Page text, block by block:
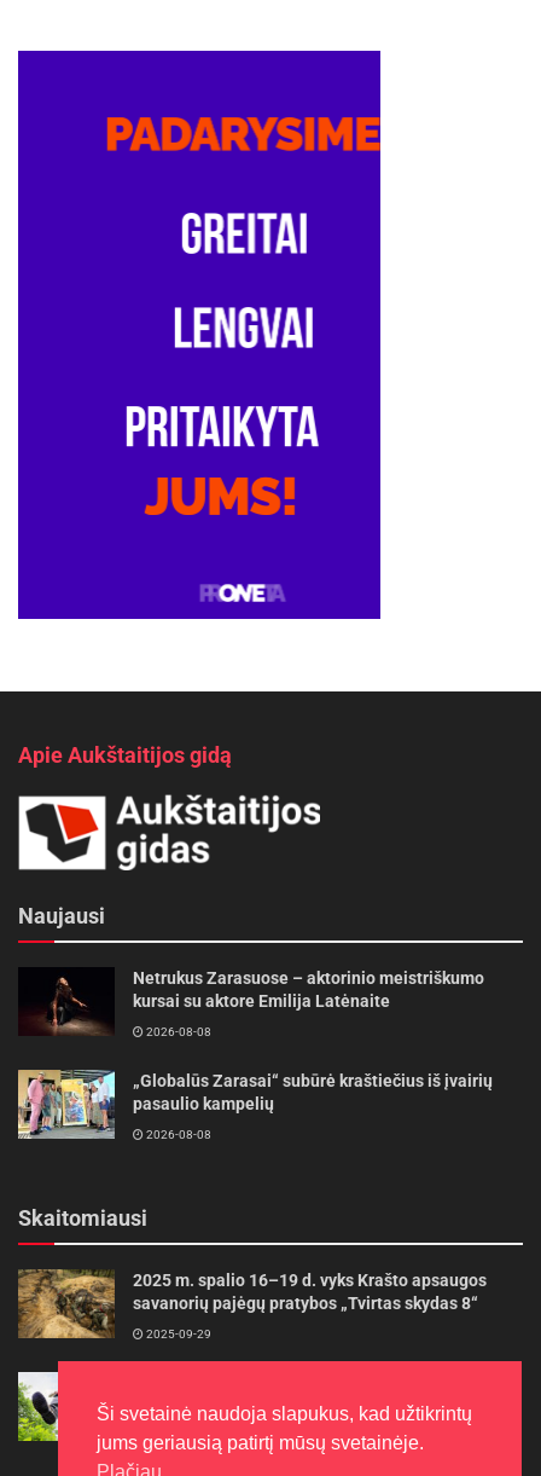
Apie Aukštaitijos gidą
Naujausi
Netrukus Zarasuose – aktorinio meistriškumo
kursai su aktore Emilija Latėnaite
2026-08-08
„Globalūs Zarasai“ subūrė kraštiečius iš įvairių
pasaulio kampelių
2026-08-08
Skaitomiausi
2025 m. spalio 16–19 d. vyks Krašto apsaugos
savanorių pajėgų pratybos „Tvirtas skydas 8“
2025-09-29
ilgiau
2022-06-27
Ši svetainė naudoja slapukus, kad užtikrintų
jums geriausią patirtį mūsų svetainėje.
Plačiau